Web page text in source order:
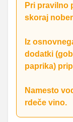
Pri pravilno
skoraj
Iz
dodatki
paprika)
Namesto
rdeče vino.